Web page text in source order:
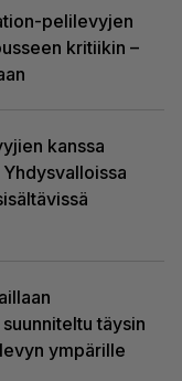
pelilevyjen
kritiikin –
kanssa
täysin
ympärille